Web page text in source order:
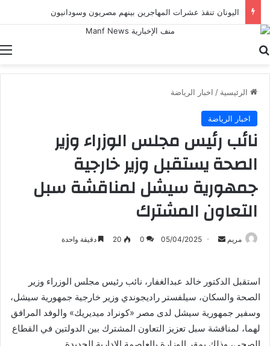
اليونان تنقذ عشرات المهاجرين بينهم مصريون وسودانيون
الرئيسية / اخبار الرياضة
اخبار الرياضة
نائب رئيس مجلس الوزراء وزير
الصحة يستقبل وزير خارجية
جمهورية سيشل لمناقشة سبل
التعاون المشترك
مريم
أرسل 05/04/2025
0
20 دقيقة واحدة
استقبل الدكتور خالد عبدالغفار، نائب رئيس مجلس الوزراء وزير
الصحة والسكان، سيلفستر راديجوندي وزير خارجية جمهورية سيشل،
وسفير جمهورية سيشل لدى مصر «كونراد ميديريك» والوفد المرافق
لهما، لمناقشة سبل تعزيز التعاون المشترك بين الدولتين في القطاع